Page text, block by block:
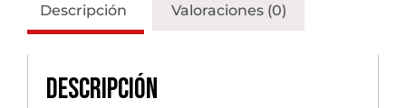
Descripción Valoraciones (0)
Descripción